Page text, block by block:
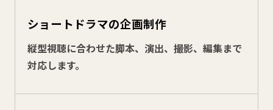
ショートドラマの企画制作
縦型視聴に合わせた脚本、演出、撮影、編集まで
対応します。